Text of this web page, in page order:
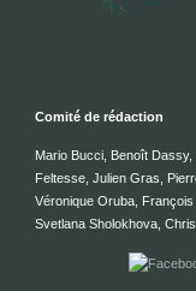
Comité de rédaction
Mario Bucci, Benoît
Feltesse, Julien Gras,
Véronique Oruba,
Svetlana Sholokhova,